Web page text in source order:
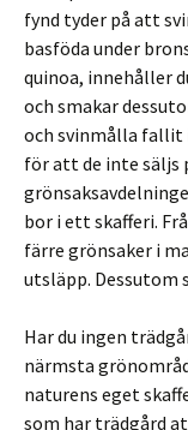
fynd tyder på att
basföda under
quinoa, innehåller
och smakar
och svinmålla fallit
för att de inte säljs
bor i ett skafferi.
färre grönsaker i
utsläpp. Dessutom
Har du ingen
närmsta
naturens eget
som har trädgård